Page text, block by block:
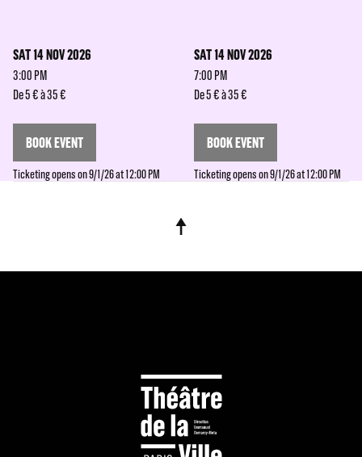
SAT 14 NOV 2026
3:00 PM
De 5 € à 35 €
BOOK EVENT
Ticketing opens on 9/1/26 at 12:00 PM
SAT 14 NOV 2026
7:00 PM
De 5 € à 35 €
BOOK EVENT
Ticketing opens on 9/1/26 at 12:00 PM